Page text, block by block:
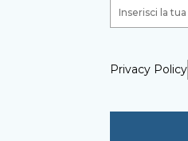
Privacy Policy